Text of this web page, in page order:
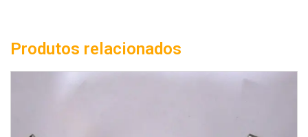
Produtos relacionados